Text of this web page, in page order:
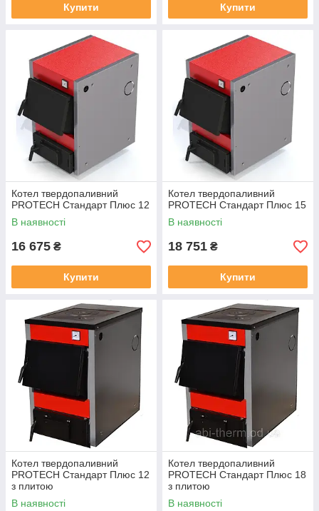
Купити Купити
Котел твердопаливний
PROTECH Стандарт Плюс 12
В наявності
16 675 ₴
Купити
Котел твердопаливний
PROTECH Стандарт Плюс 15
В наявності
18 751 ₴
Купити
Котел твердопаливний
PROTECH Стандарт Плюс 12
з плитою
В наявності
Котел твердопаливний
PROTECH Стандарт Плюс 18
з плитою
В наявності